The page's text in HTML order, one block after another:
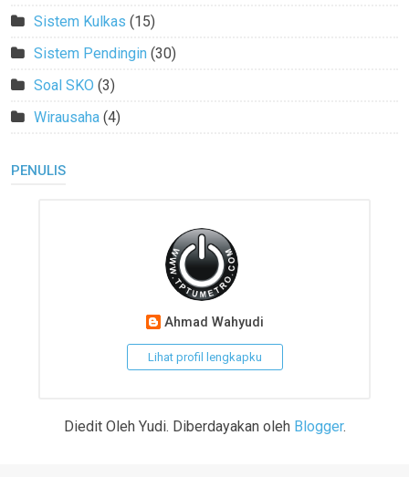
Sistem Kulkas (15)
Sistem Pendingin (30)
Soal SKO (3)
Wirausaha (4)
PENULIS
Ahmad Wahyudi
Lihat profil lengkapku
Diedit Oleh Yudi. Diberdayakan oleh Blogger.